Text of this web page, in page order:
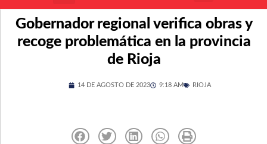
Gobernador regional verifica obras y
recoge problemática en la provincia
de Rioja
14 DE AGOSTO DE 2023 9:18 AM RIOJA